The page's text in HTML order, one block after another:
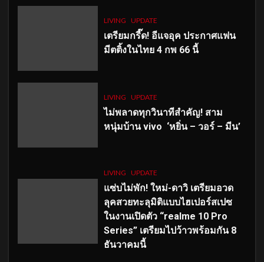
LIVING UPDATE
เตรียมกรี๊ด! อีแจอุค ประกาศแฟน
มีตติ้งในไทย 4 กพ 66 นี้
LIVING UPDATE
ไม่พลาดทุกวินาทีสำคัญ! สาม
หนุ่มบ้าน vivo ‘หยิ่น – วอร์ – มีน’
LIVING UPDATE
แซ่บไม่พัก! ใหม่-ดาวิ เตรียมอวด
ลุคสวยทะลุมิติแบบไฮเปอร์สเปซ
ในงานเปิดตัว “realme 10 Pro
Series” เตรียมไปว้าวพร้อมกัน 8
ธันวาคมนี้